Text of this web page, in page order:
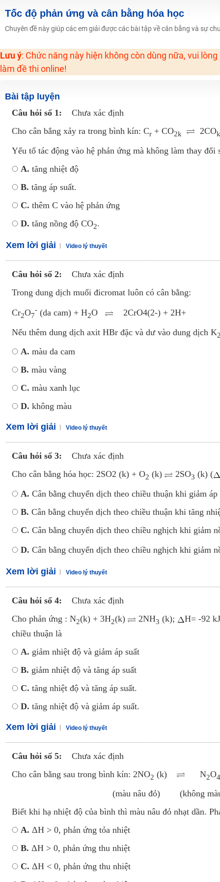
Học online lớp 2 với thầy cô giáo giỏi, nổi tiếng
2K6! Lộ Trình Sun 2024 - Ba bước luyện thi TN THPT - ĐH ít nhất 25 điểm
Khuyến Mãi Khoá Học 1K Chỉ Từ 11-13/09/2024
Đồng giá khóa học 499K - 399K (13/11-15/11)
Khai giảng khóa Ngữ văn 7 - xây nền vững chắc cho tương lai!
Luyện thi vào lớp 10 môn Toán, Văn, Hóa, Anh, Lý với giáo viên giỏi và nổi
Tốc độ phản ứng và cân bằng hóa học
Chuyên đề này giúp các em giải được các bài tập về cân bằng và sự
Lưu ý: Chức năng này hiện không còn dùng nữa, vui
làm đề thi online!
Bài tập luyện
Câu hỏi số 1:
Chưa xác định
Cho cân bắng xảy ra trong bình kín: Cr + CO2k 2COk
Yếu tố tác động vào hệ phản ứng mà không làm thay đổi
A. tăng nhiệt độ
B. tăng áp suất.
C. thêm C vào hệ phản ứng
D. tăng nồng độ CO2.
Xem lời giải Video lý thuyết
Câu hỏi số 2:
Chưa xác định
Trong dung dịch muối đicromat luôn có cân bằng:
Cr2O7
- (da cam) + H2O
2CrO4(2-) + 2H+
Nếu thêm dung dịch axit HBr đặc và dư vào dung dịch K
A. màu da cam
B. màu vàng
C. màu xanh lục
D. không màu
Xem lời giải Video lý thuyết
Câu hỏi số 3:
Chưa xác định
Cho cân bằng hóa học: 2SO2 (k) + O2 (k) 2SO3 (k) (
A. Cân bằng chuyển dịch theo chiều thuận khi giảm
B. Cân bằng chuyển dịch theo chiều thuận khi tăng
C. Cân bằng chuyển dịch theo chiều nghịch khi giảm
D. Cân bằng chuyển dịch theo chiều nghịch khi giảm
Xem lời giải Video lý thuyết
Câu hỏi số 4:
Chưa xác định
Cho phản ứng : N2(k) + 3H2(k) 2NH3 (k);
H= -92
chiều thuận là
A. giảm nhiệt độ và giảm áp suất
B. giảm nhiệt độ và tăng áp suất
C. tăng nhiệt độ và tăng áp suất.
D. tăng nhiệt độ và giảm áp suất.
Xem lời giải Video lý thuyết
Câu hỏi số 5:
Chưa xác định
Cho cân bằng sau trong bình kín: 2NO2 (k) N2O
(màu nâu đỏ) (không
Biết khi hạ nhiệt độ của bình thì màu nâu đỏ nhạt dần.
A. ΔH > 0, phản ứng tỏa nhiệt
B. ΔH > 0, phản ứng thu nhiệt
C. ΔH < 0, phản ứng thu nhiệt